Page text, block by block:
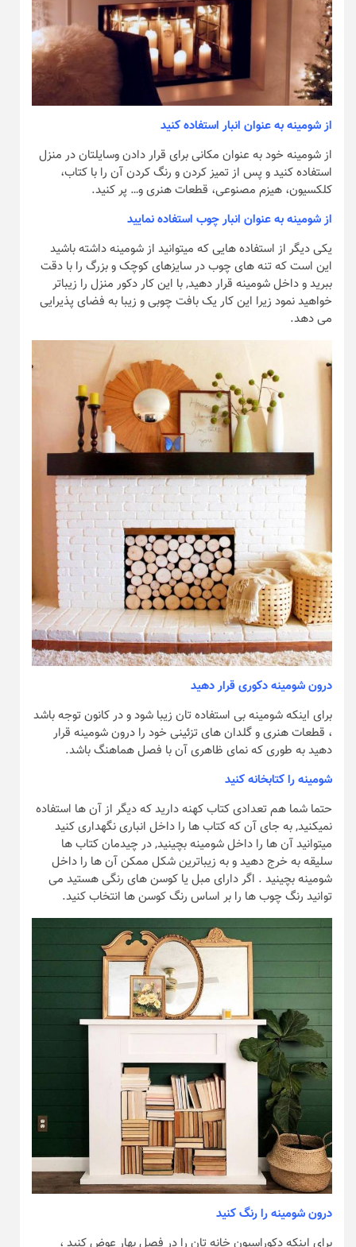
از شومینه به عنوان انبار استفاده کنید
از شومینه خود به عنوان مکانی برای قرار دادن وسایلتان در منزل
استفاده کنید و پس از تمیز کردن و رنگ کردن آن را با کتاب،
کلکسیون، هیزم مصنوعی، قطعات هنری و… پر کنید.
از شومینه به عنوان انبار چوب استفاده نمایید
یکی دیگر از استفاده هایی که میتوانید از شومینه داشته باشید
این است که تنه های چوب در سایزهای کوچک و بزرگ را با دقت
ببرید و داخل شومینه قرار دهید, با این کار دکور منزل را زیباتر
خواهید نمود زیرا این کار یک بافت چوبی و زیبا به فضای پذیرایی
می دهد.
درون شومینه دکوری قرار دهید
برای اینکه شومینه بی‎ استفاده تان زیبا شود و در کانون توجه باشد
، قطعات هنری و گلدان های تزئینی خود را درون شومینه قرار
دهید به طوری که نمای ظاهری آن با فصل هماهنگ باشد.
شومینه را کتابخانه کنید
حتما شما هم تعدادی کتاب کهنه دارید که دیگر از آن ها استفاده
نمیکنید, به جای آن که کتاب ها را داخل انباری نگهداری کنید
میتوانید آن ها را داخل شومینه بچینید, در چیدمان کتاب ها
سلیقه به خرج دهید و به زیباترین شکل ممکن آن ها را داخل
شومینه بچینید . اگر دارای مبل یا کوسن های رنگی هستید می
توانید رنگ چوب ها را بر اساس رنگ کوسن ها انتخاب کنید.
درون شومینه را رنگ کنید
برای اینکه دکوراسیون خانه تان را در فصل بهار عوض کنید ،